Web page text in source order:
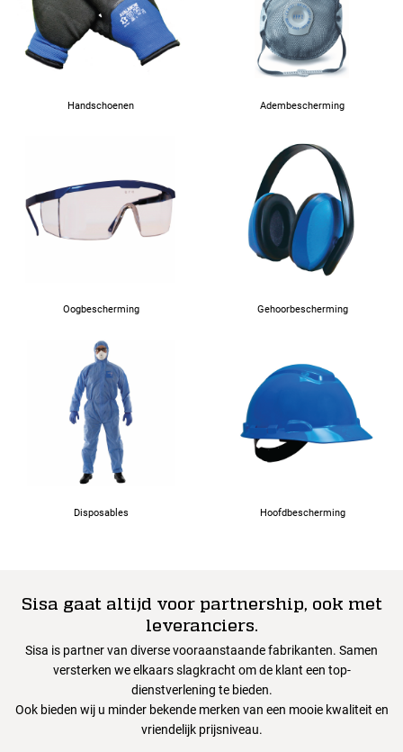
80
Handschoenen Adembescherming
Oogbescherming Gehoorbescherming
Disposables Hoofdbescherming
Sisa gaat altijd voor partnership, ook met
leveranciers.
Sisa is partner van diverse vooraanstaande fabrikanten. Samen
versterken we elkaars slagkracht om de klant een top-
dienstverlening te bieden.
Ook bieden wij u minder bekende merken van een mooie kwaliteit en
vriendelijk prijsniveau.